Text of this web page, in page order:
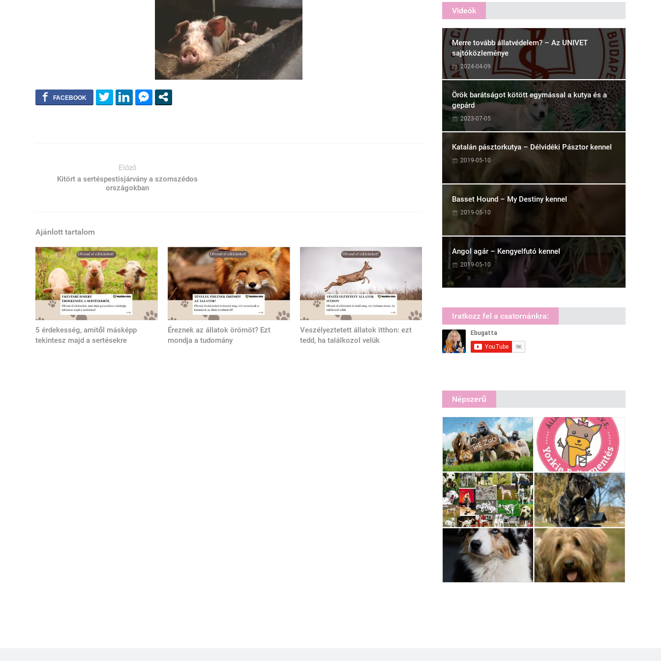
Előző
Kitört a sertéspestisjárvány a szomszédos
országokban
Ajánlott tartalom
5 érdekesség, amitől másképp
tekintesz majd a sertésekre
Éreznek az állatok örömöt? Ezt
mondja a tudomány
Veszélyeztetett állatok itthon: ezt
tedd, ha találkozol velük
Videók
Merre tovább állatvédelem? – Az UNIVET
sajtóközleménye
2024-04-09
Örök barátságot kötött egymással a kutya és a
gepárd
2023-07-05
Katalán pásztorkutya – Délvidéki Pásztor kennel
2019-05-10
Basset Hound – My Destiny kennel
2019-05-10
Angol agár – Kengyelfutó kennel
2019-05-10
Iratkozz fel a csatornánkra:
Népszerű